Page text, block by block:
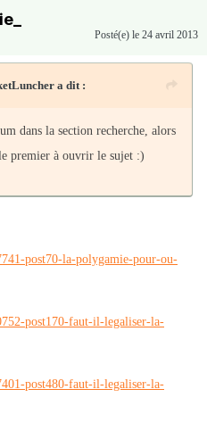
Posté(e) le 24 avril 2013
a dit :
dans la section recherche, alors
premier à ouvrir le sujet :)
post70-la-polygamie-pour-ou-
post170-faut-il-legaliser-la-
post480-faut-il-legaliser-la-